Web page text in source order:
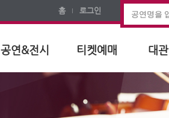
홈 로그인
공연&전시 티켓예매 대